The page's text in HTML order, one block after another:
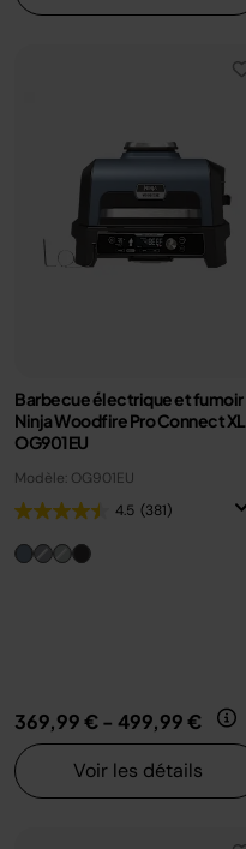
Barbecue électrique et fumoir
Ninja Woodfire Pro Connect XL
OG901EU
Modèle: OG901EU
4.5 (381)
369,99 €- 499,99 €
Voir les détails